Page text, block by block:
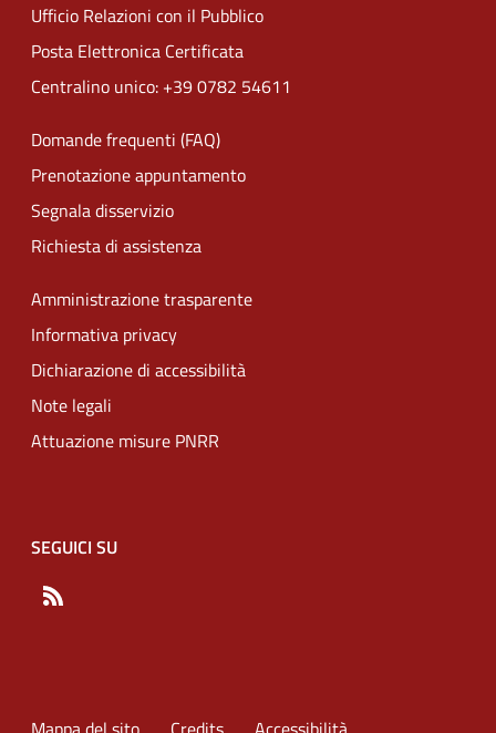
Ufficio Relazioni con il Pubblico
Posta Elettronica Certificata
Centralino unico: +39 0782 54611
Domande frequenti (FAQ)
Prenotazione appuntamento
Segnala disservizio
Richiesta di assistenza
Amministrazione trasparente
Informativa privacy
Dichiarazione di accessibilità
Note legali
Attuazione misure PNRR
SEGUICI SU